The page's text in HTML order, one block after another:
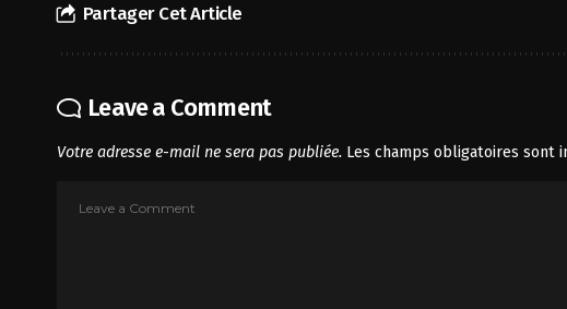
Partager Cet Article
Leave a Comment
Votre adresse e-mail ne sera pas publiée. Les champs obligatoires sont